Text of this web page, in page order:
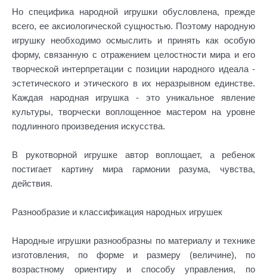
Но специфика народной игрушки обусловлена, прежде
всего, ее аксиологической сущностью. Поэтому народную
игрушку необходимо осмыслить и принять как особую
форму, связанную с отражением целостности мира и его
творческой интерпретации с позиции народного идеала -
эстетического и этического в их неразрывном единстве.
Каждая народная игрушка - это уникальное явление
культуры, творчески воплощенное мастером на уровне
подлинного произведения искусства.
В рукотворной игрушке автор воплощает, а ребенок
постигает картину мира гармонии разума, чувства,
действия.
Разнообразие и классификация народных игрушек
Народные игрушки разнообразны по материалу и технике
изготовления, по форме и размеру (величине), по
возрастному ориентиру и способу управления, по